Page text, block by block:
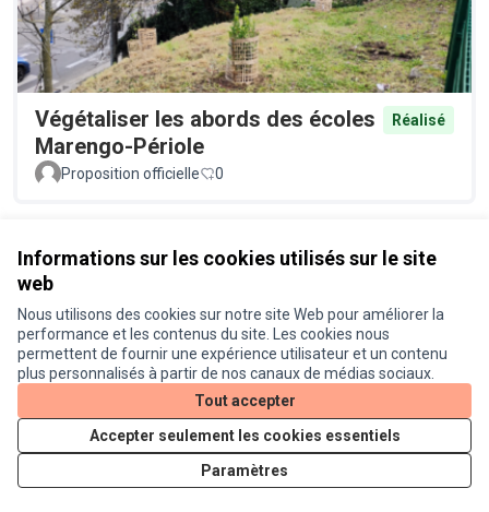
Informations sur les cookies utilisés sur le site
web
Nous utilisons des cookies sur notre site Web pour améliorer la
performance et les contenus du site. Les cookies nous
permettent de fournir une expérience utilisateur et un contenu
plus personnalisés à partir de nos canaux de médias sociaux.
Tout accepter
Accepter seulement les cookies essentiels
Paramètres
Végétaliser les abords des écoles
Marengo-Périole
Réalisé
Proposition officielle 0
Conditions d'utilisation
Paramètres des cookies
Je participe ! sur X
(Lien externe)
Je participe ! sur Facebook
Je participe ! sur Instagram
Site réalisé grâce aulogiciel libre Decidim .
Licence
(Lien